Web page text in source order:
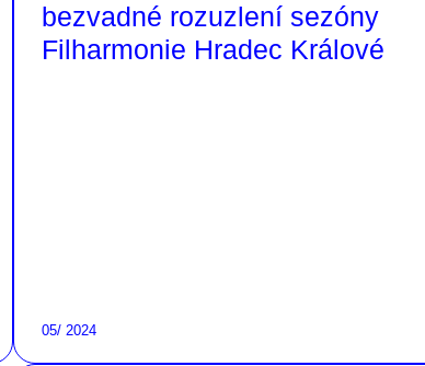
bezvadné rozuzlení sezóny
Filharmonie Hradec Králové
05/ 2024